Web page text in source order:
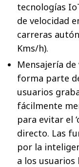
tecnologías
de velocidad
carreras
Kms/h).
Mensajería
forma parte
usuarios
fácilmente
para evitar el
directo. Las
por la
a los usuarios